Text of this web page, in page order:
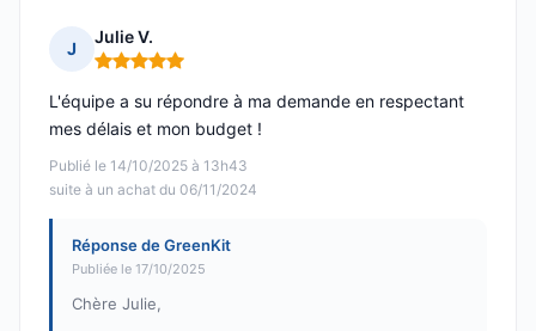
J
Julie V.
Note : 5 sur 5
Publié le 14/10/2025 à 13h43
suite à un achat du 06/11/2024
L'équipe a su répondre à ma demande en respectant
mes délais et mon budget !
Réponse de GreenKit
Publiée le 17/10/2025
Chère Julie,